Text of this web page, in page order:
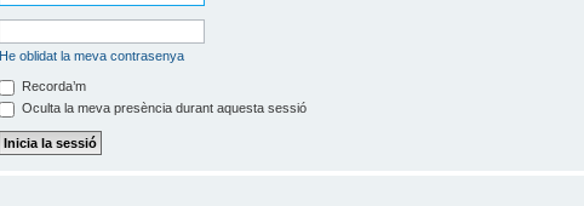
He oblidat la meva contrasenya
Recorda’m
Oculta la meva presència durant aquesta sessió